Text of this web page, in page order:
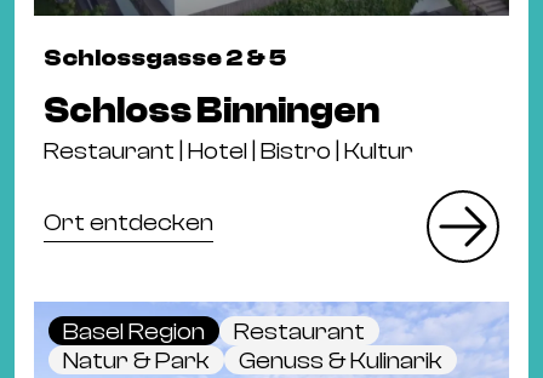
Schlossgasse 2 & 5
Schloss Binningen
Restaurant | Hotel | Bistro | Kultur
Ort entdecken
Basel Region
Restaurant
Natur & Park
Genuss & Kulinarik